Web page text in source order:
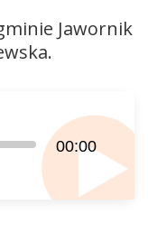
Jawornik
00:00